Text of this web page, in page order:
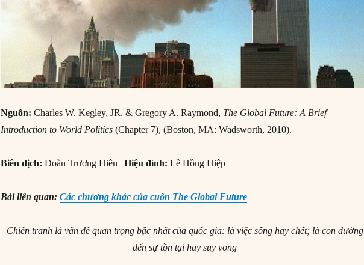
Nguồn:Charles W. Kegley, JR. & Gregory A. Raymond, The Global Future: A Brief
Introduction to World Politics (Chapter 7), (Boston, MA: Wadsworth, 2010).
Biên dịch: Đoàn Trương Hiên |Hiệu đính: Lê Hồng Hiệp
Bài liên quan:Các chương khác của cuốn The Global Future
Chiến tranh là vấn đề quan trọng bậc nhất của quốc gia: là việc sống hay chết; là con đường
đến sự tồn tại hay suy vong